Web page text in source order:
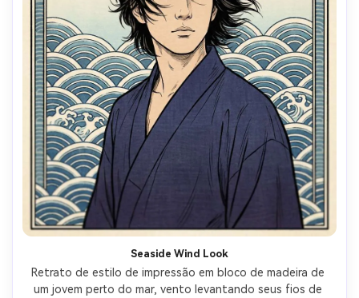
Seaside Wind Look
Retrato de estilo de impressão em bloco de madeira de
um jovem perto do mar, vento levantando seus fios de